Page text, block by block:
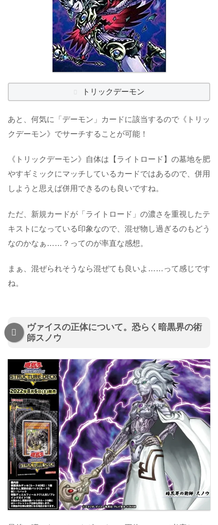
トリックデーモン
あと、何気に「デーモン」カードに該当するので《トリッ
クデーモン》でサーチすることが可能！
《トリックデーモン》自体は【ライトロード】の墓地を肥
やすギミックにマッチしているカードではあるので、併用
しようと思えば併用できるのも良いですね。
ただ、新規カードが「ライトロード」の濃さを重視したテ
キストになっている印象なので、混ぜ物し過ぎるのもどう
なのかなぁ……？ってのが率直な感想。
まぁ、混ぜられそうなら混ぜても良いよ……って感じです
ね。
ヴァイスの正体について。恐らく暗黒界の術
師スノウ